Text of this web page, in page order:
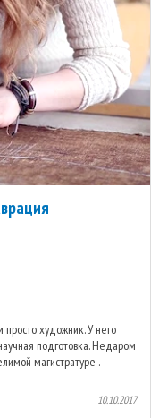
художник. У него
подготовка. Недаром
магистратуре .
10.10.2017